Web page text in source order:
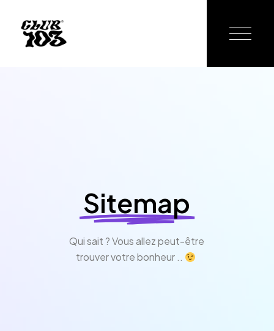
Sitemap
Qui sait ? Vous allez peut-être
trouver votre bonheur ..